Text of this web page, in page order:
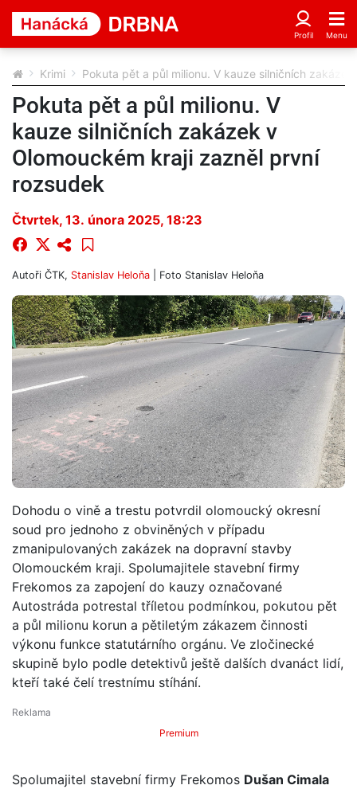
Krimi Pokuta pět a půl milionu. V kauze silničních
Pokuta pět a půl milionu. V
kauze silničních zakázek v
Olomouckém kraji zazněl první
rozsudek
Čtvrtek, 13. února 2025, 18:23
Autoři ČTK, Stanislav Heloňa | Foto Stanislav Heloňa
Dohodu o vině a trestu potvrdil olomoucký okresní
soud pro jednoho z obviněných v případu
zmanipulovaných zakázek na dopravní stavby
Olomouckém kraji. Spolumajitele stavební firmy
Frekomos za zapojení do kauzy označované
Autostráda potrestal tříletou podmínkou, pokutou pět
a půl milionu korun a pětiletým zákazem činnosti
výkonu funkce statutárního orgánu. Ve zločinecké
skupině bylo podle detektivů ještě dalších dvanáct lidí,
kteří také čelí trestnímu stíhání.
Premium
Spolumajitel stavební firmy Frekomos Dušan Cimala